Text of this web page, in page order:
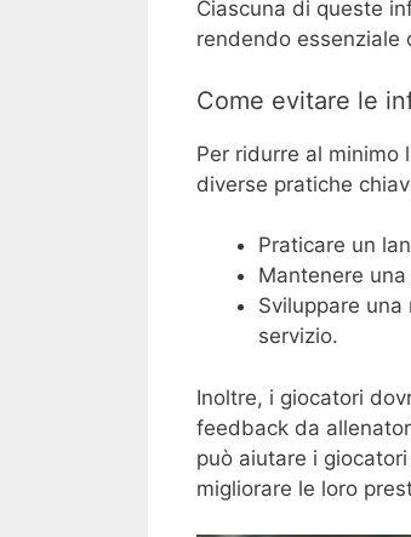
Ciascuna di queste
rendendo essenziale
Come evitare le
Per ridurre al minimo
diverse pratiche
Praticare un
Mantenere
Sviluppare una
servizio.
Inoltre, i giocatori
feedback da
può aiutare i
migliorare le loro